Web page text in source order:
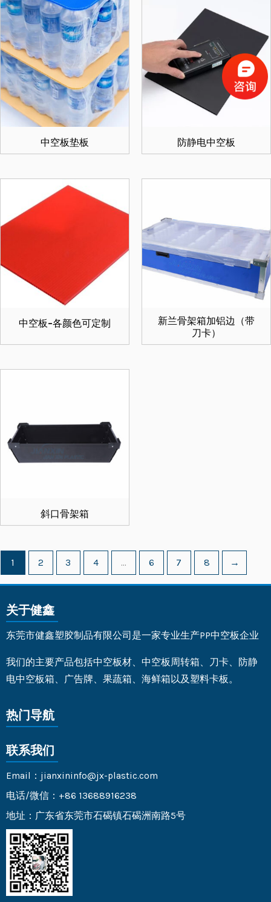
中空板垫板 防静电中空板
中空板-各颜色可定制
新兰骨架箱加铝边（带
刀卡）
斜口骨架箱
1 2 3 4 … 6 7 8 →
关于健鑫
东莞市健鑫塑胶制品有限公司是一家专业生产PP中空板企业
我们的主要产品包括中空板材、中空板周转箱、刀卡、防静
电中空板箱、广告牌、果蔬箱、海鲜箱以及塑料卡板。
热门导航
联系我们
Email：jianxininfo@jx-plastic.com
电话/微信：+86 13688916238
地址：广东省东莞市石碣镇石碣洲南路5号